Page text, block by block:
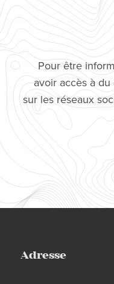
Pour être
avoir accès à
sur les réseaux
Adresse